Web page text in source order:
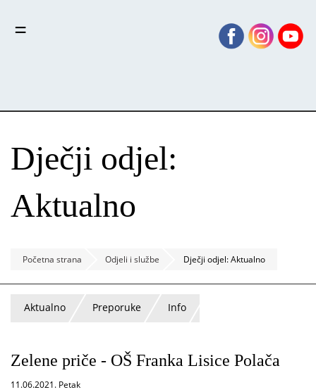
Dječji odjel:
Aktualno
Početna strana Odjeli i službe Dječji odjel: Aktualno
Aktualno Preporuke Info
Zelene priče - OŠ Franka Lisice Polača
11.06.2021. Petak